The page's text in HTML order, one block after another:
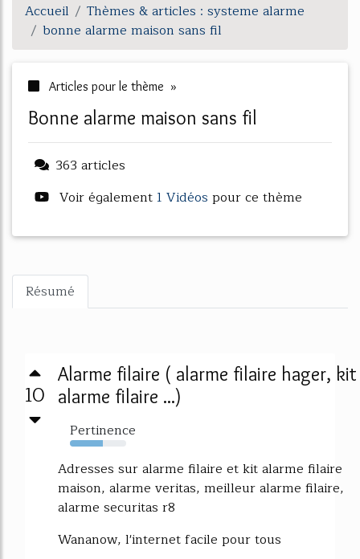
Accueil
Thèmes & articles : systeme alarme
bonne alarme maison sans fil
Articles pour le thème »
bonne alarme maison sans fil
363 articles
Voir également 1 Vidéos pour ce thème
Résumé
10
Alarme filaire ( alarme filaire hager, kit
alarme filaire ...)
Pertinence
59%
Adresses sur alarme filaire et kit alarme filaire
maison, alarme veritas, meilleur alarme filaire,
alarme securitas r8
Wananow, l'internet facile pour tous